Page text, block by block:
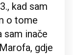
kad sam
o tome
sam inače
gdje